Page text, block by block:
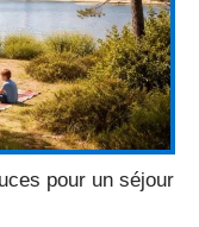
pour un séjour